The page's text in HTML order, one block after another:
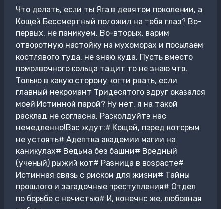
Что делать, если ты Яга в девятом поколении, а
Кощей Бессмертный положил на тебя глаз? Во-
первых, не паникуем. Во-вторых, варим
отворотную настойку на мухоморах и посылаем
костлявого туда, не знаю куда. Пусть вместо
помолвочного кольца тащит то не знаю что.
Только в какую сторону когти рвать, если
главный некромант Тридесятого вдруг оказался
моей Истинной парой? Ну нет, я на такой
расклад не согласна. Расколдуйте нас
немедленно!Вас ждут:# Кощей, перед которым
не устоять# Адептка академии магии на
каникулах# Ведьма без башни# Вредный
(ученый) рыжий кот# Разница в возрасте#
Истинная связь с риском для жизни# Тайны
прошлого и загадочные преступления# Отдел
по борьбе с нечистью# И, конечно же, любовная